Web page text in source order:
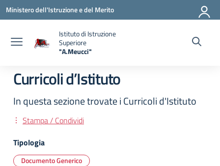
Vai ai contenuti
Vai al menu di navigazione
Vai al footer
Ministero dell'Istruzione e del Merito
Istituto di Istruzione
Superiore
"A.Meucci"
Curricoli d’Istituto
In questa sezione trovate i Curricoli d'Istituto
Stampa / Condividi
Tipologia
Documento Generico